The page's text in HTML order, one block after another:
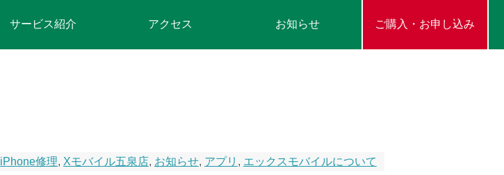
サービス紹介 アクセス お知らせ ご購入・お申し込み
iPhone修理, Xモバイル五泉店, お知らせ, アプリ , エックスモバイルについて